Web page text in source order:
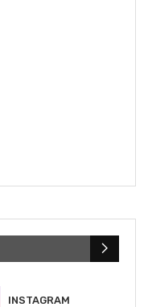
INSTAGRAM